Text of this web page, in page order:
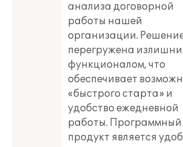
анализа договорной
работы нашей
организации.
перегружена
функционалом, что
обеспечивает
«быстрого старта» и
удобство ежедневной
работы. Программный
продукт является